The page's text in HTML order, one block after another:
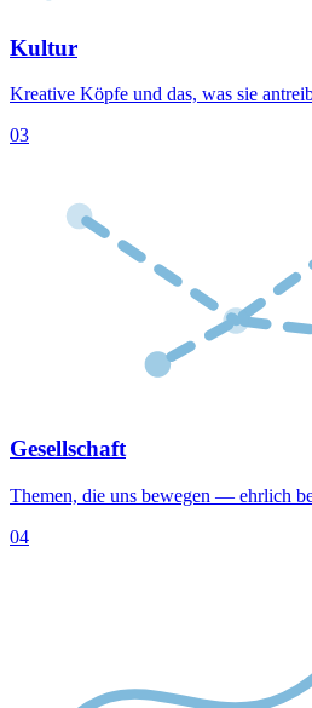
Kultur
Kreative Köpfe und das, was sie
03
Gesellschaft
Themen, die uns bewegen — ehrlich
04